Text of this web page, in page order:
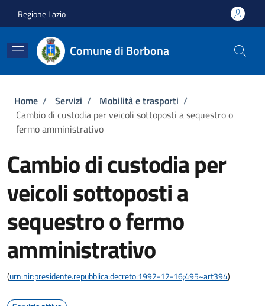
Regione Lazio
Comune di Borbona
Briciole di pane
Home / Servizi / Mobilità e trasporti /
Cambio di custodia per veicoli sottoposti a sequestro o
fermo amministrativo
Cambio di custodia per
veicoli sottoposti a
sequestro o fermo
amministrativo
(urn:nir:presidente.repubblica:decreto:1992-12-16;495~art394)